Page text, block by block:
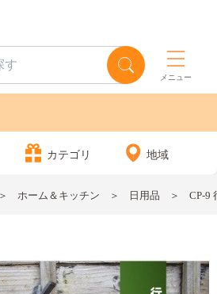
メニュー
カテゴリ 地域
ホーム＆キッチン 日用品 CP-9